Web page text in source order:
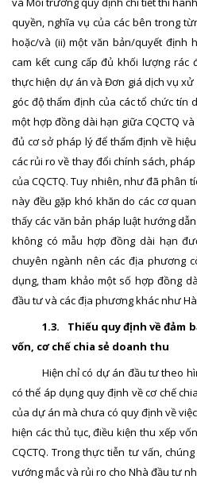
quyền, nghĩa vụ của các bên trong
hoặc/và (ii) một văn bản/quyết định
cam kết cung cấp đủ khối lượng rác
thực hiện dự án và Đơn giá dịch vụ xử
góc độ thẩm định của các tổ chức tín
một hợp đồng dài hạn giữa CQCTQ
đủ cơ sở pháp lý để thẩm định về
các rủi ro về thay đổi chính sách,
của CQCTQ. Tuy nhiên, như đã phân
này đều gặp khó khăn do các cơ
thấy các văn bản pháp luật hướng
không có mẫu hợp đồng dài hạn
chuyên ngành nên các địa phương
dụng, tham khảo một số hợp đồng
đầu tư và các địa phương khác như
1.3.
Thiếu quy định về đảm
vốn, cơ chế chia sẻ doanh thu
Hiện chỉ có dự án đầu tư theo
có thể áp dụng quy định về cơ chế
của dự án mà chưa có quy định về
hiện các thủ tục, điều kiện thu xếp
CQCTQ. Trong thực tiễn tư vấn,
vướng mắc và rủi ro cho Nhà đầu tư